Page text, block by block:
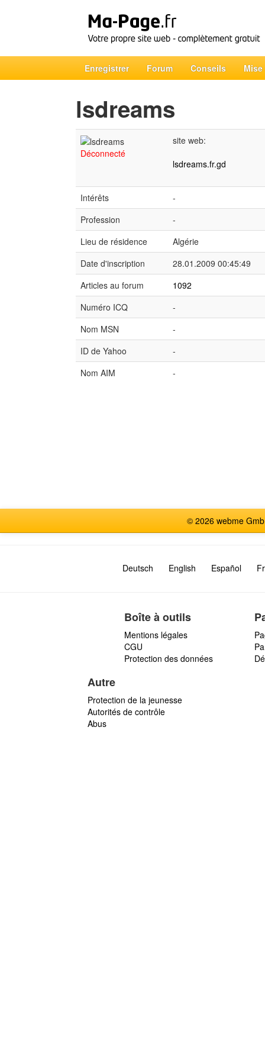
Enregistrer Forum Conseils Mise
lsdreams
Déconnecté
site web:
lsdreams.fr.gd
Intérêts
-
Profession
-
Lieu de résidence
Algérie
Date d'inscription
28.01.2009 00:45:49
Articles au forum
1092
Numéro ICQ
-
Nom MSN
-
ID de Yahoo
-
Nom AIM
-
© 2026 webme
Deutsch English Español
Boîte à outils
Mentions légales
CGU
Protection des données
Autre
Protection de la jeunesse
Autorités de contrôle
Abus